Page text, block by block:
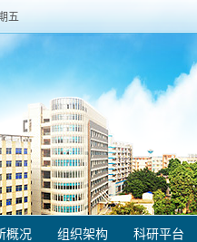
五
概况 组织架构 科研平台